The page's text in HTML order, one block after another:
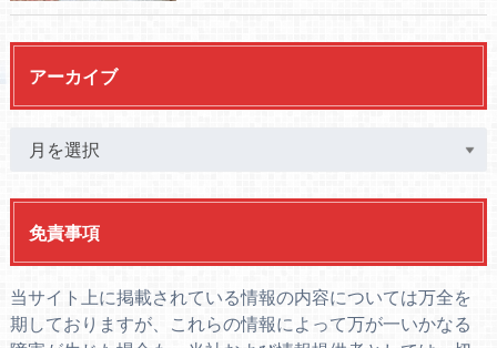
アーカイブ
免責事項
当サイト上に掲載されている情報の内容については万全を
期しておりますが、これらの情報によって万が一いかなる